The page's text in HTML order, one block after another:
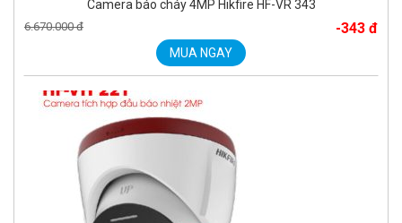
Camera báo cháy 4MP Hikfire HF-VR 343
6.670.000 đ -343 đ
MUA NGAY